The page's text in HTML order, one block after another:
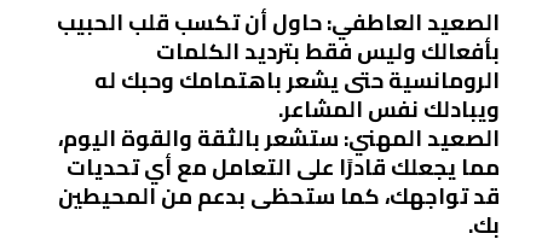
الصعيد العاطفي: حاول أن تكسب قلب الحبيب
بأفعالك وليس فقط بترديد الكلمات
الرومانسية حتى يشعر باهتمامك وحبك له
ويبادلك نفس المشاعر.
الصعيد المهني: ستشعر بالثقة والقوة اليوم،
مما يجعلك قادرًا على التعامل مع أي تحديات
قد تواجهك، كما ستحظى بدعم من المحيطين
بك.